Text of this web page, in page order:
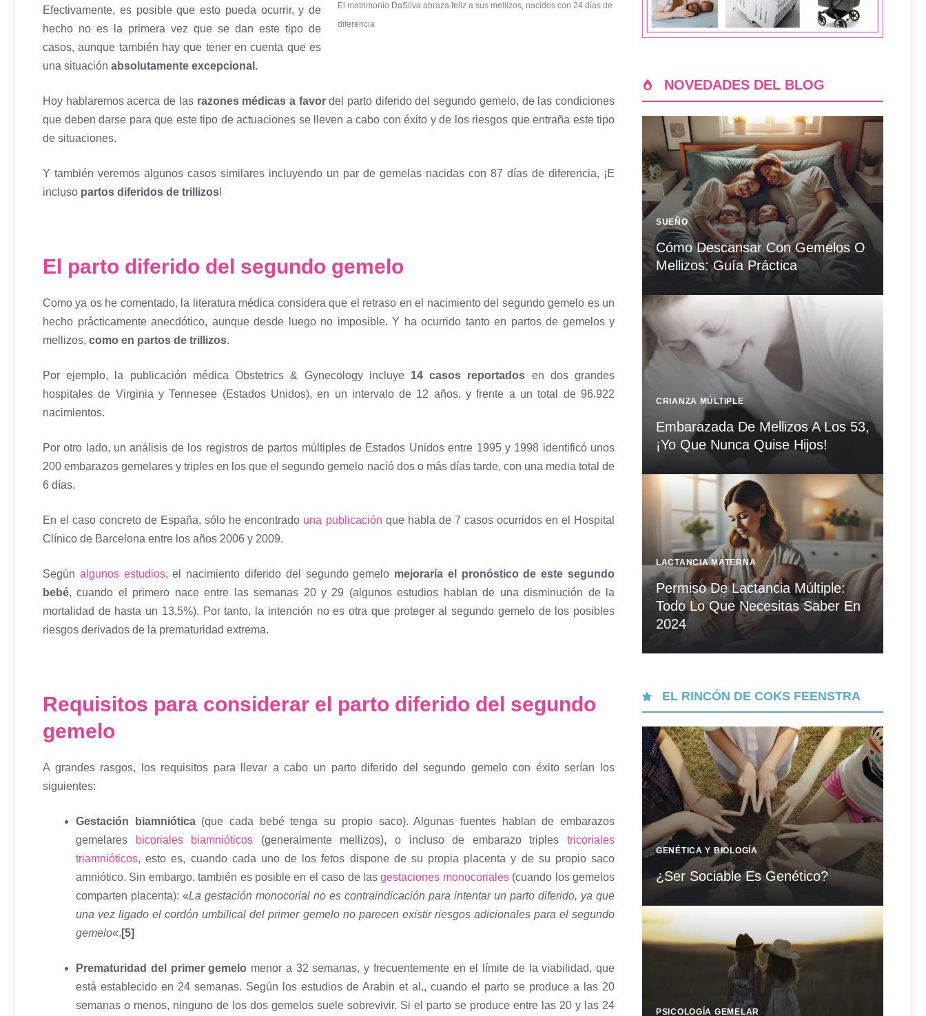
El matrimonio DaSilva abraza feliz a sus mellizos, nacidos con 24 días de
diferencia
Efectivamente, es posible que esto pueda ocurrir, y de
hecho no es la primera vez que se dan este tipo de
casos, aunque también hay que tener en cuenta que es
una situación absolutamente excepcional.
Hoy hablaremos acerca de las razones médicas a favordel parto diferido del segundo gemelo, de las condiciones
que deben darse para que este tipo de actuaciones se lleven a cabo con éxito y de los riesgos que entraña este tipo
de situaciones.
Y también veremos algunos casos similares incluyendo un par de gemelas nacidas con 87 días de diferencia, ¡E
incluso partos diferidos de trillizos!
El parto diferido del segundo gemelo
Como ya os he comentado, la literatura médica considera que el retraso en el nacimiento del segundo gemelo es un
hecho prácticamente anecdótico, aunque desde luego no imposible. Y ha ocurrido tanto en partos de gemelos y
mellizos, como en partos de trillizos.
Por ejemplo, la publicación médica Obstetrics & Gynecology incluye 14 casos reportados en dos grandes
hospitales de Virginia y Tennesee (Estados Unidos), en un intervalo de 12 años, y frente a un total de 96.922
nacimientos.
Por otro lado, un análisis de los registros de partos múltiples de Estados Unidos entre 1995 y 1998 identificó unos
200 embarazos gemelares y triples en los que el segundo gemelo nació dos o más días tarde, con una media total de
6 días.
En el caso concreto de España, sólo he encontrado una publicación que habla de 7 casos ocurridos en el Hospital
Clínico de Barcelona entre los años 2006 y 2009.
Según algunos estudios, el nacimiento diferido del segundo gemelo mejoraría el pronóstico de este segundo
bebé, cuando el primero nace entre las semanas 20 y 29 (algunos estudios hablan de una disminución de la
mortalidad de hasta un 13,5%). Por tanto, la intención no es otra que proteger al segundo gemelo de los posibles
riesgos derivados de la prematuridad extrema.
Requisitos para considerar el parto diferido del segundo
gemelo
A grandes rasgos, los requisitos para llevar a cabo un parto diferido del segundo gemelo con éxito serían los
siguientes:
Gestación biamniótica(que cada bebé tenga su propio saco). Algunas fuentes hablan de embarazos
gemelares
bicoriales biamnióticos (generalmente mellizos), o incluso de embarazo triplestricoriales
triamnióticos, esto es, cuando cada uno de los fetos dispone de su propia placenta y de su propio saco
amniótico. Sin embargo, también es posible en el caso de lasgestaciones monocoriales(cuando los gemelos
comparten placenta): «La gestación monocorial no es contraindicación para intentar un parto diferido, ya que
una vez ligado el cordón umbilical del primer gemelo no parecen existir riesgos adicionales para el segundo
gemelo«. [5]
Prematuridad del primer gemelo menor a 32 semanas, y frecuentemente en el límite de la viabilidad, que
está establecido en 24 semanas. Según los estudios de Arabin et al., cuando el parto se produce a las 20
semanas o menos, ninguno de los dos gemelos suele sobrevivir. Si el parto se produce entre las 20 y las 24
NOVEDADES DEL BLOG
SUEÑO
Cómo Descansar Con Gemelos O
Mellizos: Guía Práctica
CRIANZA MÚLTIPLE
Embarazada De Mellizos A Los 53,
¡Yo Que Nunca Quise Hijos!
LACTANCIA MATERNA
Permiso De Lactancia Múltiple:
Todo Lo Que Necesitas Saber En
2024
EL RINCÓN DE COKS FEENSTRA
GENÉTICA Y BIOLOGÍA
¿Ser Sociable Es Genético?
PSICOLOGÍA GEMELAR